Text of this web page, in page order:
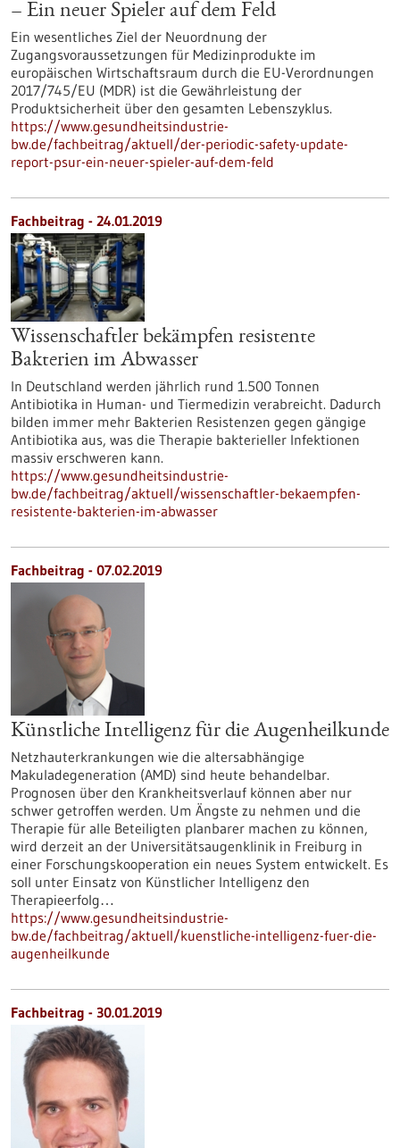
– Ein neuer Spieler auf dem Feld
Ein wesentliches Ziel der Neuordnung der
Zugangsvoraussetzungen für Medizinprodukte im
europäischen Wirtschaftsraum durch die EU-Verordnungen
2017/745/EU (MDR) ist die Gewährleistung der
Produktsicherheit über den gesamten Lebenszyklus.
https://www.gesundheitsindustrie-
bw.de/fachbeitrag/aktuell/der-periodic-safety-update-
report-psur-ein-neuer-spieler-auf-dem-feld
Fachbeitrag - 24.01.2019
Wissenschaftler bekämpfen resistente
Bakterien im Abwasser
In Deutschland werden jährlich rund 1.500 Tonnen
Antibiotika in Human- und Tiermedizin verabreicht. Dadurch
bilden immer mehr Bakterien Resistenzen gegen gängige
Antibiotika aus, was die Therapie bakterieller Infektionen
massiv erschweren kann.
https://www.gesundheitsindustrie-
bw.de/fachbeitrag/aktuell/wissenschaftler-bekaempfen-
resistente-bakterien-im-abwasser
Fachbeitrag - 07.02.2019
Künstliche Intelligenz für die Augenheilkunde
Netzhauterkrankungen wie die altersabhängige
Makuladegeneration (AMD) sind heute behandelbar.
Prognosen über den Krankheitsverlauf können aber nur
schwer getroffen werden. Um Ängste zu nehmen und die
Therapie für alle Beteiligten planbarer machen zu können,
wird derzeit an der Universitätsaugenklinik in Freiburg in
einer Forschungskooperation ein neues System entwickelt. Es
soll unter Einsatz von Künstlicher Intelligenz den
Therapieerfolg…
https://www.gesundheitsindustrie-
bw.de/fachbeitrag/aktuell/kuenstliche-intelligenz-fuer-die-
augenheilkunde
Fachbeitrag - 30.01.2019